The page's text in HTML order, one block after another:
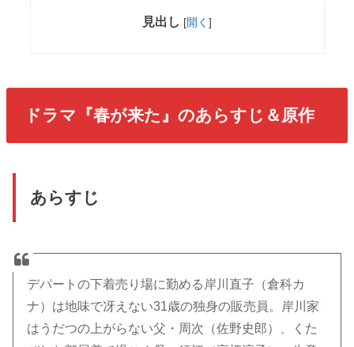
見出し [開く ]
ドラマ『春が来た』のあらすじ＆原作
あらすじ
デパートの下着売り場に勤める岸川直子（倉科カ
ナ）は地味で冴えない31歳の独身の販売員。岸川家
はうだつの上がらない父・周次（佐野史郎）、くた